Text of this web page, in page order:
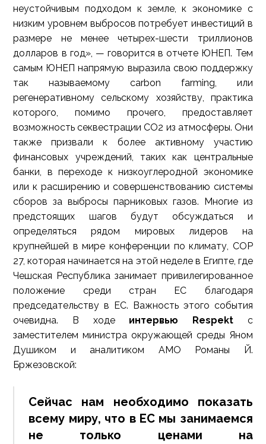
неустойчивым подходом к земле, к экономике с
низким уровнем выбросов потребует инвестиций в
размере не менее четырех-шести триллионов
долларов в год», — говорится в отчете ЮНЕП. Тем
самым ЮНЕП напрямую выразила свою поддержку
так называемому carbon farming, или
регенеративному сельскому хозяйству, практика
которого, помимо прочего, предоставляет
возможность секвестрации CO2 из атмосферы. Они
также призвали к более активному участию
финансовых учреждений, таких как центральные
банки, в переходе к низкоуглеродной экономике
или к расширению и совершенствованию системы
сборов за выбросы парниковых газов. Многие из
предстоящих шагов будут обсуждаться и
определяться рядом мировых лидеров на
крупнейшей в мире конференции по климату, COP
27, которая начинается на этой неделе в Египте, где
Чешская Республика занимает привилегированное
положение среди стран ЕС благодаря
председательству в ЕС. Важность этого события
очевидна. В ходе интервью Respektc
заместителем министра окружающей среды Яном
Душиком и аналитиком AMO Романы Й.
Бржезовской:
Сейчас нам необходимо показать
всему миру, что в ЕС мы занимаемся
не только ценами на